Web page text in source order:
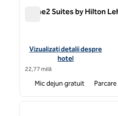
Home2 Suites by Hilton
Vizualizați detaliile hotelului
Vizualizați detalii despre
hotel
22,77 milă
Mic dejun gratuit
1 din 12